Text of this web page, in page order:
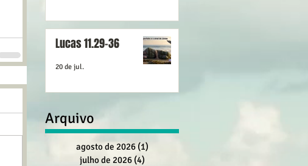
Lucas 11.29-36
20 de jul.
Arquivo
agosto de 2026 (1)
julho de 2026 (4)